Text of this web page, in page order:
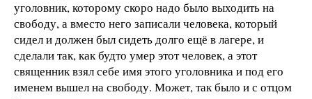
уголовник, которому скоро надо было выходить на
свободу, а вместо него записали человека, который
сидел и должен был сидеть долго ещё в лагере, и
сделали так, как будто умер этот человек, а этот
священник взял себе имя этого уголовника и под его
именем вышел на свободу. Может, так было и с отцом